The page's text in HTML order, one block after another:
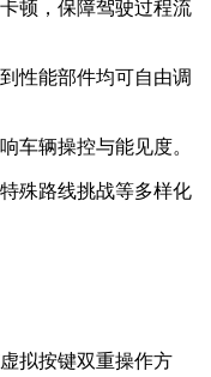
顿，保障驾驶过程流
性能部件均可自由调
车辆操控与能见度。
殊路线挑战等多样化
拟按键双重操作方